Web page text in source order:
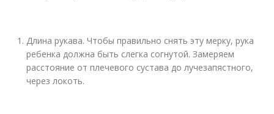
Длина рукава. Чтобы правильно снять эту мерку, рука
ребенка должна быть слегка согнутой. Замеряем
расстояние от плечевого сустава до лучезапястного,
через локоть.